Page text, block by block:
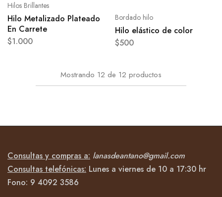
Hilos Brillantes
Hilo Metalizado Plateado
En Carrete
$1.000
Bordado hilo
Hilo elástico de color
$500
Mostrando 12 de 12 productos
Consultas y compras a: lanasdeantano@gmail.com
Consultas telefónicas: Lunes a viernes de 10 a 17:30 hr
Fono: 9 4092 3586